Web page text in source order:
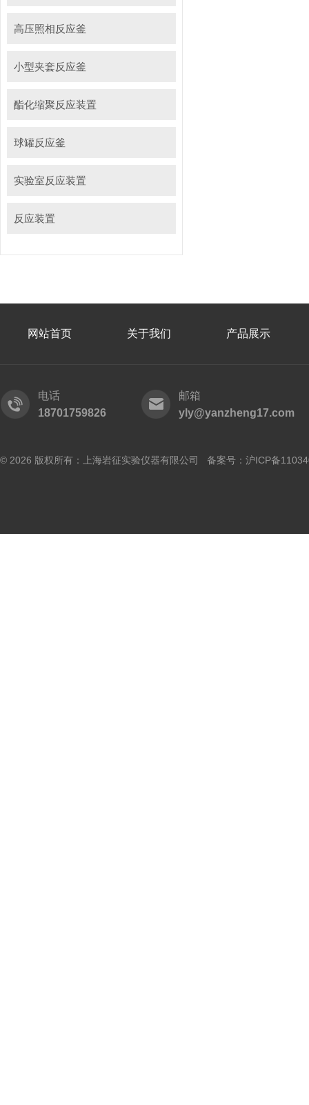
高压照相反应釜
小型夹套反应釜
酯化缩聚反应装置
球罐反应釜
实验室反应装置
反应装置
网站首页 关于我们 产品展示
电话
18701759826
邮箱
yly@yanzheng17.com
© 2026 版权所有：上海岩征实验仪器有限公司 备案号： 沪ICP备